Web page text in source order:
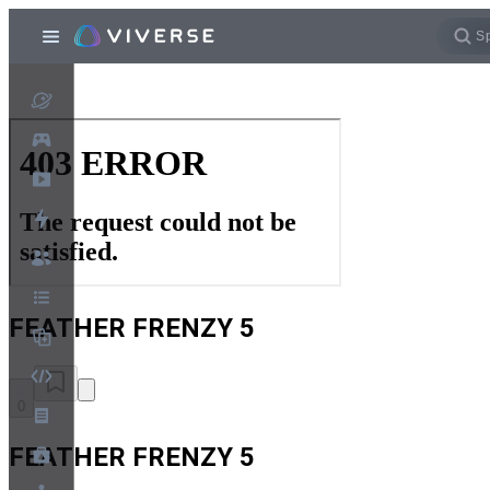
FEATHER FRENZY 5
FEATHER FRENZY 5